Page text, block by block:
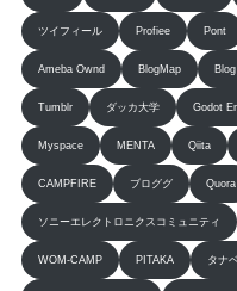
ツイフィール Profiee Pont
Ameba Ownd BlogMap
Tumblr ダッカ大学 Godot
Myspace MENTA Qiita
CAMPFIRE ブロググ Quora
ソニーエレクトロニクスコミュニティ
WOM-CAMP PITAKA タナ